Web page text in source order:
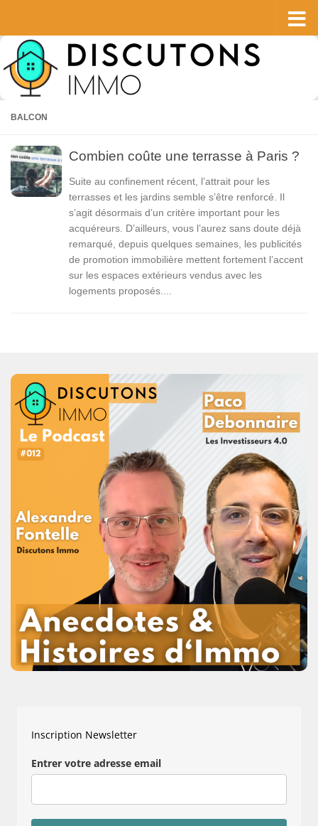
BALCON
Combien coûte une terrasse à Paris ?
Suite au confinement récent, l’attrait pour les
terrasses et les jardins semble s’être renforcé. Il
s’agit désormais d’un critère important pour les
acquéreurs. D’ailleurs, vous l’aurez sans doute déjà
remarqué, depuis quelques semaines, les publicités
de promotion immobilière mettent fortement l’accent
sur les espaces extérieurs vendus avec les
logements proposés....
Inscription Newsletter
Entrer votre adresse email